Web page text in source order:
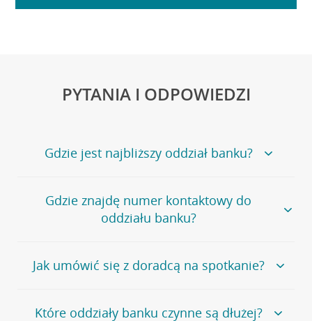
PYTANIA I ODPOWIEDZI
Gdzie jest najbliższy oddział banku?
Jeśli szukasz oddziału naszego banku, zapraszamy na
stronęPlacówki i bankomaty, na której znajduje się
wygodna wyszukiwarka.
oddziałów
Gdzie znajdę numer kontaktowy do
oddziału banku?
Bank Credit Agricole nie udostępnia ogólnego numeru
telefonu do placówki bankowej.
umówienia się z doradcą w placówce bankowej .
Jak umówić się z doradcą na spotkanie?
Jeśli jesteś już naszym
Które oddziały banku czynne są dłużej?